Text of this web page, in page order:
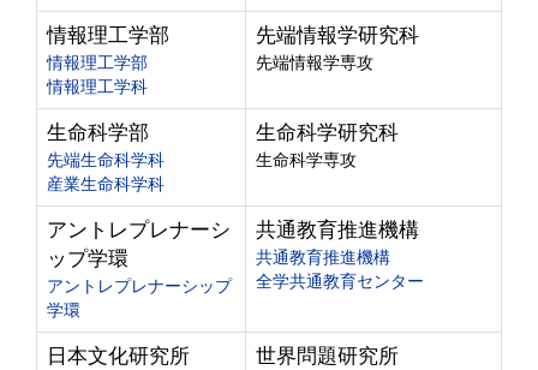
情報理工学部
情報理工学部
情報理工学科
先端情報学研究科
先端情報学専攻
生命科学部
先端生命科学科
産業生命科学科
生命科学研究科
生命科学専攻
アントレプレナーシ
ップ学環
アントレプレナーシップ
学環
共通教育推進機構
共通教育推進機構
全学共通教育センター
日本文化研究所 世界問題研究所